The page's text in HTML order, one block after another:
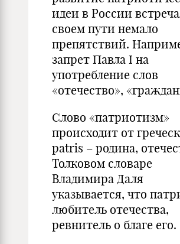
идеи в России
своем пути немало
препятствий.
запрет Павла I на
употребление слов
«отечество»,
Слово «патриотизм»
происходит от
patris – родина,
Толковом словаре
Владимира Даля
указывается, что
любитель отечества,
ревнитель о благе его.